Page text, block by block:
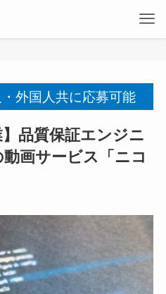
外国人共に応募可能
】品質保証エンジニ
画サービス「ニコ